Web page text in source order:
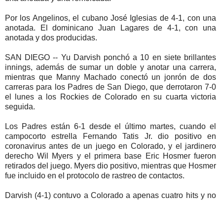
Por los Angelinos, el cubano José Iglesias de 4-1, con una
anotada. El dominicano Juan Lagares de 4-1, con una
anotada y dos producidas.
SAN DIEGO -- Yu Darvish ponchó a 10 en siete brillantes
innings, además de sumar un doble y anotar una carrera,
mientras que Manny Machado conectó un jonrón de dos
carreras para los Padres de San Diego, que derrotaron 7-0
el lunes a los Rockies de Colorado en su cuarta victoria
seguida.
Los Padres están 6-1 desde el último martes, cuando el
campocorto estrella Fernando Tatis Jr. dio positivo en
coronavirus antes de un juego en Colorado, y el jardinero
derecho Wil Myers y el primera base Eric Hosmer fueron
retirados del juego. Myers dio positivo, mientras que Hosmer
fue incluido en el protocolo de rastreo de contactos.
Darvish (4-1) contuvo a Colorado a apenas cuatro hits y no